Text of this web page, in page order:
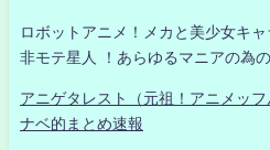
ロボットアニメ！メカと美少女キ
非モテ星人 ！あらゆるマニアの為
アニゲタレスト（元祖！アニメッ
ナベ的まとめ速報